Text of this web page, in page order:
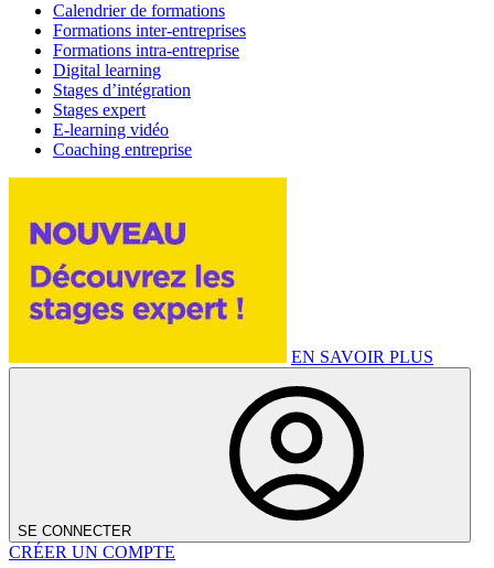
Calendrier de formations
Formations inter-entreprises
Formations intra-entreprise
Digital learning
Stages d’intégration
Stages expert
E-learning vidéo
Coaching entreprise
EN SAVOIR PLUS
SE CONNECTER
CRÉER UN COMPTE